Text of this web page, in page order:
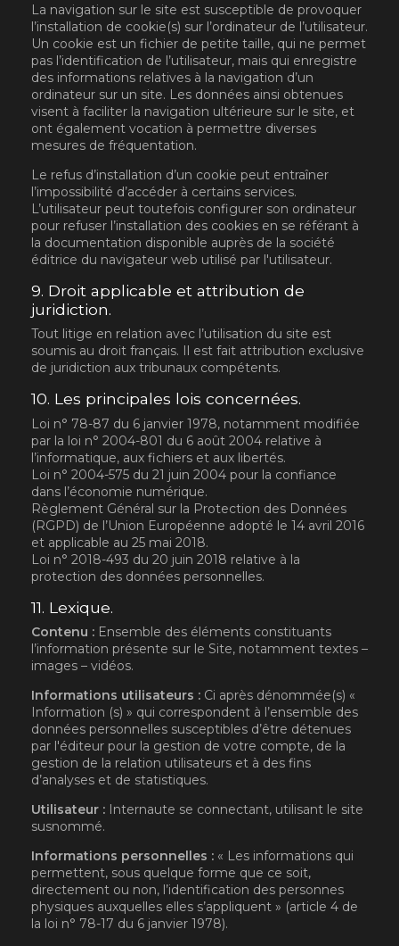
La navigation sur le site est susceptible de provoquer
l’installation de cookie(s) sur l’ordinateur de l’utilisateur.
Un cookie est un fichier de petite taille, qui ne permet
pas l’identification de l’utilisateur, mais qui enregistre
des informations relatives à la navigation d’un
ordinateur sur un site. Les données ainsi obtenues
visent à faciliter la navigation ultérieure sur le site, et
ont également vocation à permettre diverses
mesures de fréquentation.
Le refus d’installation d’un cookie peut entraîner
l’impossibilité d’accéder à certains services.
L’utilisateur peut toutefois configurer son ordinateur
pour refuser l’installation des cookies en se référant à
la documentation disponible auprès de la société
éditrice du navigateur web utilisé par l'utilisateur.
9. Droit applicable et attribution de
juridiction.
Tout litige en relation avec l’utilisation du site est
soumis au droit français. Il est fait attribution exclusive
de juridiction aux tribunaux compétents.
10. Les principales lois concernées.
Loi n° 78-87 du 6 janvier 1978, notamment modifiée
par la loi n° 2004-801 du 6 août 2004 relative à
l’informatique, aux fichiers et aux libertés.
Loi n° 2004-575 du 21 juin 2004 pour la confiance
dans l’économie numérique.
Règlement Général sur la Protection des Données
(RGPD) de l’Union Européenne adopté le 14 avril 2016
et applicable au 25 mai 2018.
Loi n° 2018-493 du 20 juin 2018 relative à la
protection des données personnelles.
11. Lexique.
Contenu : Ensemble des éléments constituants
l’information présente sur le Site, notamment textes –
images – vidéos.
Informations utilisateurs : Ci après dénommée(s) «
Information (s) » qui correspondent à l’ensemble des
données personnelles susceptibles d’être détenues
par l'éditeur pour la gestion de votre compte, de la
gestion de la relation utilisateurs et à des fins
d’analyses et de statistiques.
Utilisateur : Internaute se connectant, utilisant le site
susnommé.
Informations personnelles : « Les informations qui
permettent, sous quelque forme que ce soit,
directement ou non, l’identification des personnes
physiques auxquelles elles s’appliquent » (article 4 de
la loi n° 78-17 du 6 janvier 1978).